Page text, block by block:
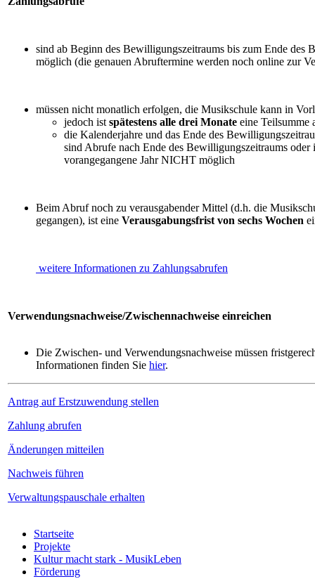
sind ab Beginn des Bewilligungszeitraums bis zum Ende des
möglich (die genauen Abruftermine werden noch online zur
müssen nicht monatlich erfolgen, die Musikschule kann in
jedoch ist spätestens alle drei Monate eine Teilsumme
die Kalenderjahre und das Ende des
sind Abrufe nach Ende des Bewilligungszeitraums oder
vorangegangene Jahr NICHT möglich
Beim Abruf noch zu verausgabender Mittel (d.h. die
gegangen), ist eine Verausgabungsfrist von sechs Wochen
weitere Informationen zu Zahlungsabrufen
Verwendungsnachweise/Zwischennachweise einreichen
Die Zwischen- und Verwendungsnachweise müssen
Informationen finden Sie hier.
Antrag auf Erstzuwendung stellen
Zahlung abrufen
Änderungen mitteilen
Nachweis führen
Verwaltungspauschale erhalten
Startseite
Projekte
Kultur macht stark - MusikLeben
Förderung